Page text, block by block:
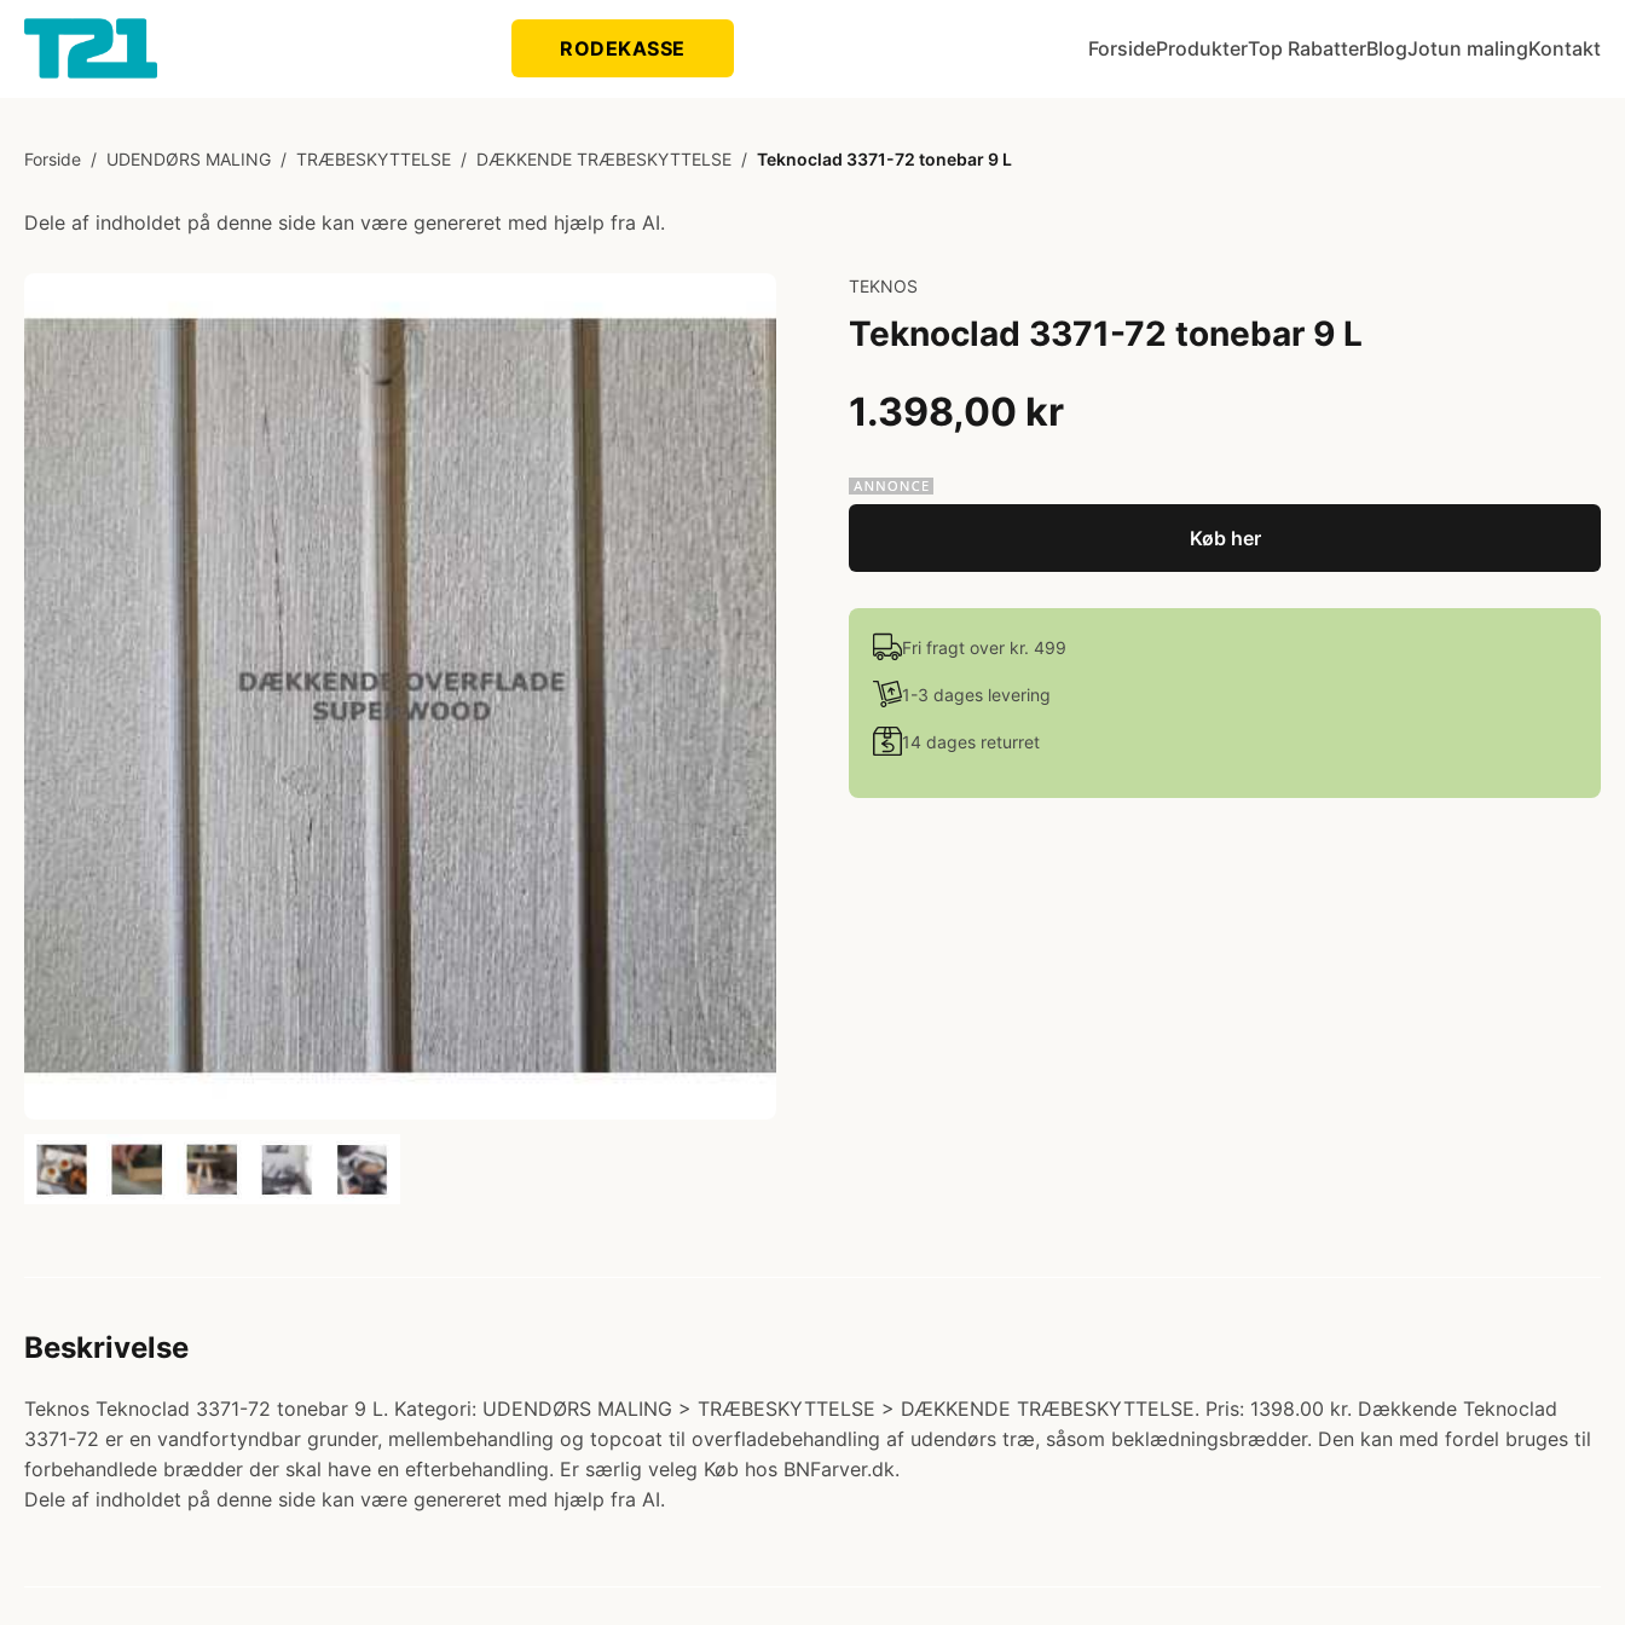
RODEKASSE ForsideProdukterTop RabatterBlogJotun malingKontakt
Forside / UDENDØRS MALING / TRÆBESKYTTELSE / DÆKKENDE TRÆBESKYTTELSE / Teknoclad 3371-72 tonebar 9 L
Dele af indholdet på denne side kan være genereret med hjælp fra AI.
TEKNOS
Teknoclad 3371-72 tonebar 9 L
1.398,00 kr
Køb her
Fri fragt over kr. 499
1-3 dages levering
14 dages returret
Beskrivelse
Teknos Teknoclad 3371-72 tonebar 9 L. Kategori: UDENDØRS MALING > TRÆBESKYTTELSE > DÆKKENDE TRÆBESKYTTELSE. Pris: 1398.00 kr. Dækkende Teknoclad
3371-72 er en vandfortyndbar grunder, mellembehandling og topcoat til overfladebehandling af udendørs træ, såsom beklædningsbrædder. Den kan med fordel bruges til
forbehandlede brædder der skal have en efterbehandling. Er særlig veleg Køb hos BNFarver.dk.
Dele af indholdet på denne side kan være genereret med hjælp fra AI.